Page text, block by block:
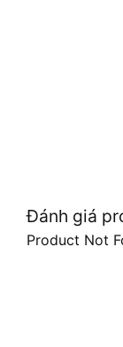
Đánh giá
Product Not